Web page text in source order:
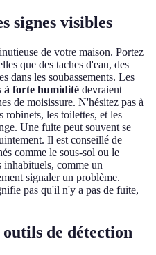
signes visibles
de votre maison. Portez
que des taches d'eau, des
dans les soubassements. Les
à forte humidité devraient
de moisissure. N'hésitez pas à
robinets, les toilettes, et les
Une fuite peut souvent se
Il est conseillé de
comme le sous-sol ou le
inhabituels, comme un
signaler un problème.
pas qu'il n'y a pas de fuite,
de détection